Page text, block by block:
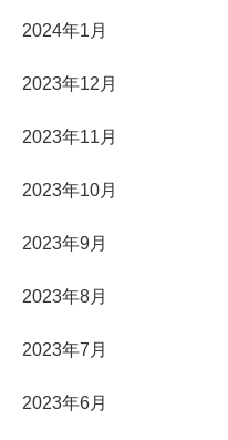
2024年1月
2023年12月
2023年11月
2023年10月
2023年9月
2023年8月
2023年7月
2023年6月